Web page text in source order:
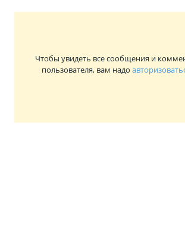
Чтобы увидеть все сообщения и
пользователя, вам надо